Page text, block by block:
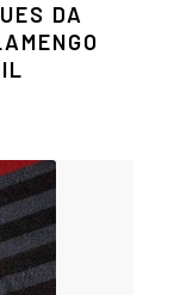
DA